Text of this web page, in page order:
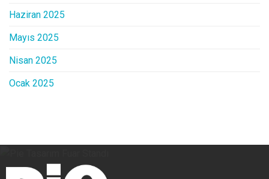
Haziran 2025
Mayıs 2025
Nisan 2025
Ocak 2025